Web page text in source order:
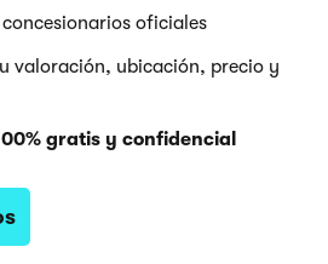
oficiales
valoración, ubicación, precio y
gratis y confidencial